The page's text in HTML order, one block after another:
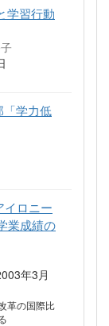
学習行動
「学力低
イロニー
業成績の
年3月
革の国際比